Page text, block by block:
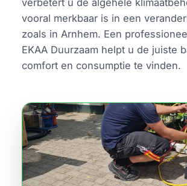
vooral merkbaar is in een
zoals in Arnhem. Een
EKAA Duurzaam helpt u de juiste
comfort en consumptie te vinden.